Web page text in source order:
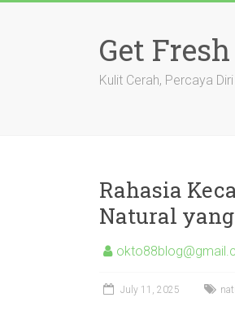
Get
Kulit Cerah, Percaya
Rahasia
Natural
July 11, 2025